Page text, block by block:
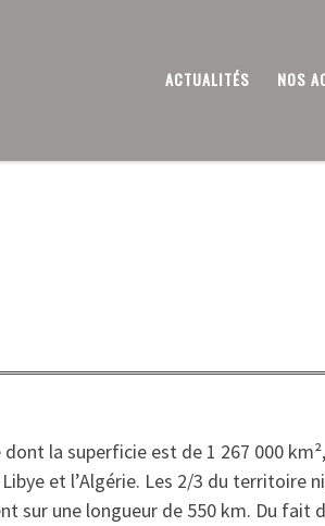
ACTUALITÉS NOS
dont la superficie est de 1 267 000
et l’Algérie. Les 2/3 du territoire
sur une longueur de 550 km. Du